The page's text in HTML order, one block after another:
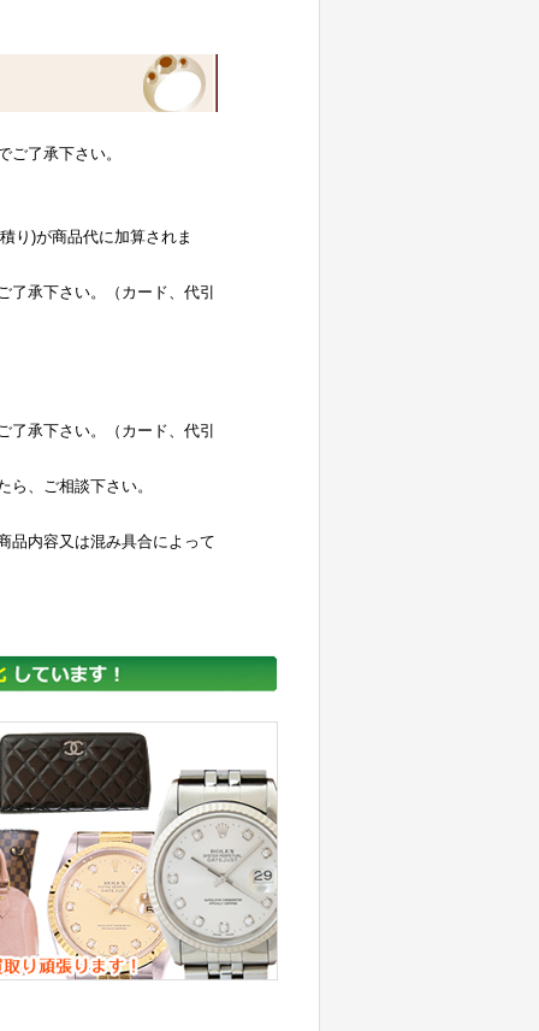
了承下さい。
り)が商品代に加算されま
承下さい。（カード、代引
承下さい。（カード、代引
、ご相談下さい。
品内容又は混み具合によって